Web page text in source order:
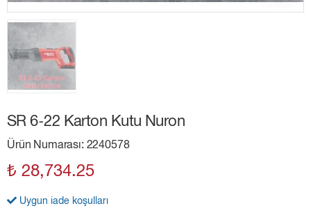
SR 6-22 Karton Kutu Nuron
Ürün Numarası: 2240578
₺ 28,734.25
Uygun iade koşulları